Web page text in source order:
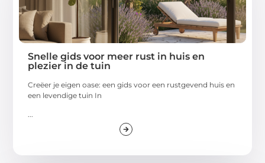
Snelle gids voor meer rust in huis en
plezier in de tuin
Creëer je eigen oase: een gids voor een rustgevend huis en
een levendige tuin In
...